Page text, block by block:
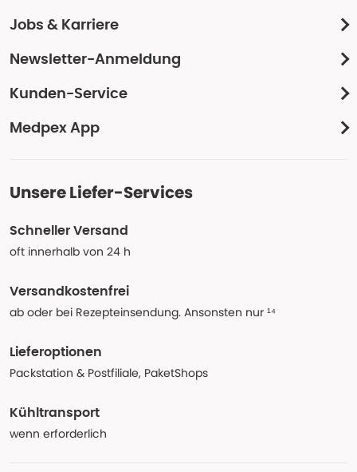
Jobs & Karriere
Newsletter-Anmeldung
Kunden-Service
Medpex App
Unsere Liefer-Services
Schneller Versand
oft innerhalb von 24 h
Versandkostenfrei
ab oder bei Rezepteinsendung. Ansonsten nur ¹⁴
Lieferoptionen
Packstation & Postfiliale, PaketShops
Kühltransport
wenn erforderlich